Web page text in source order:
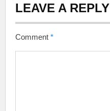
LEAVE A REPLY
Comment *